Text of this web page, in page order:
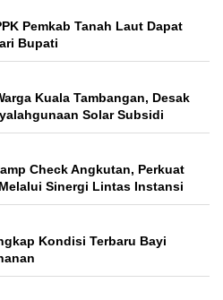
Pemkab Tanah Laut Dapat
Bupati
Kuala Tambangan, Desak
Solar Subsidi
Check Angkutan, Perkuat
Sinergi Lintas Instansi
Kondisi Terbaru Bayi